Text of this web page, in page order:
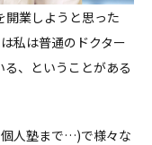
開業しようと思った
私は普通のドクター
、ということがある
人塾まで…)で様々な